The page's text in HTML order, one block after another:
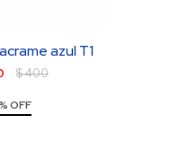
azul T1
$400
OFF